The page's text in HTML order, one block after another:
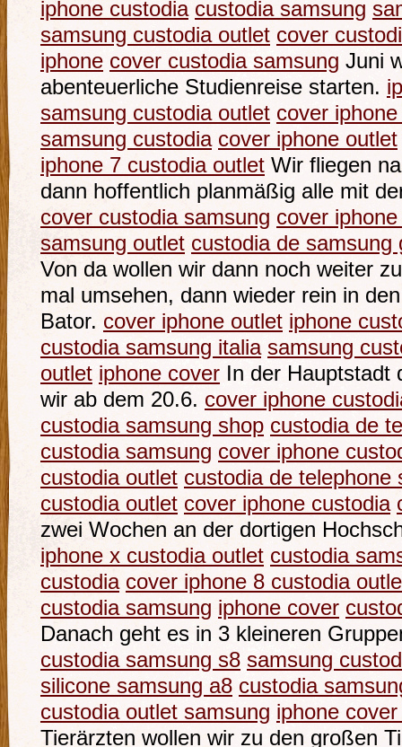
iphone custodia custodia samsung
samsung custodia outlet cover
iphone cover custodia samsung Juni
abenteuerliche Studienreise starten.
samsung custodia outlet cover
samsung custodia cover iphone outlet
iphone 7 custodia outlet Wir fliegen
dann hoffentlich planmäßig alle mit
cover custodia samsung cover
samsung outlet custodia de samsung
Von da wollen wir dann noch weiter
mal umsehen, dann wieder rein in
Bator. cover iphone outlet iphone
custodia samsung italia samsung
outlet iphone cover In der Hauptstadt
wir ab dem 20.6. cover iphone
custodia samsung shop custodia de
custodia samsung cover iphone
custodia outlet custodia de telephone
custodia outlet cover iphone custodia
zwei Wochen an der dortigen
iphone x custodia outlet custodia
custodia cover iphone 8 custodia
custodia samsung iphone cover
Danach geht es in 3 kleineren
custodia samsung s8 samsung
silicone samsung a8 custodia
custodia outlet samsung iphone
Tierärzten wollen wir zu den großen